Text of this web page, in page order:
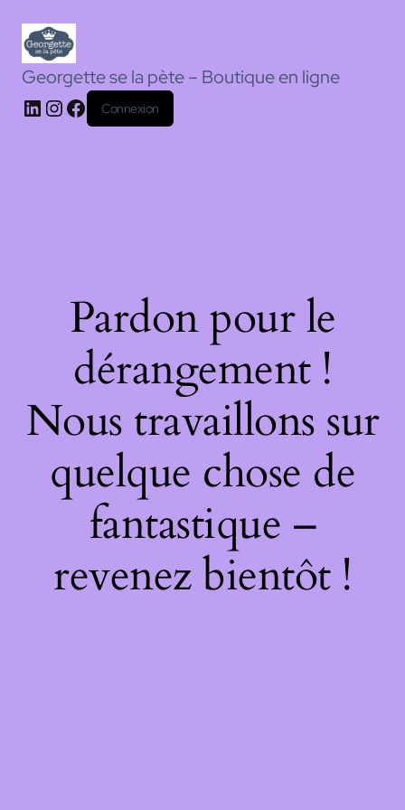
Georgette se la pète – Boutique en ligne
Connexion
Pardon pour le
dérangement !
Nous travaillons sur
quelque chose de
fantastique –
revenez bientôt !